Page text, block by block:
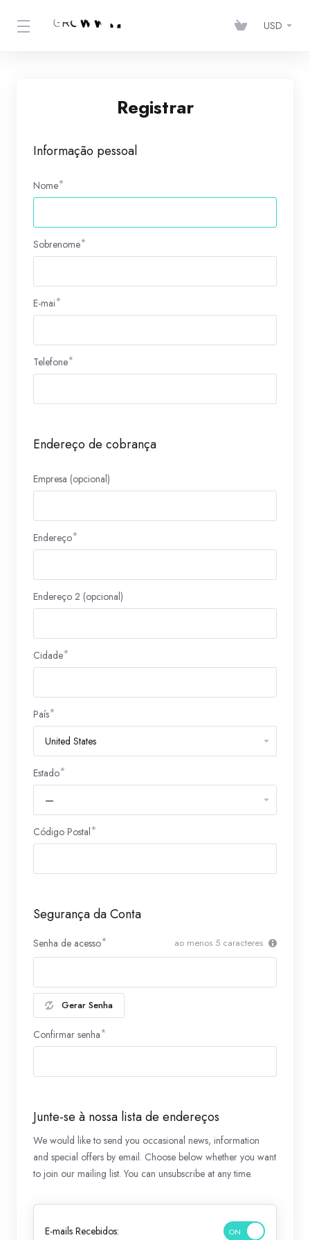
USD
Registrar
Informação pessoal
Nome
Sobrenome
E-mai
Telefone
Endereço de cobrança
Empresa (opcional)
Endereço
Endereço 2 (opcional)
Cidade
País
Estado
Código Postal
Segurança da Conta
Senha de acesso ao menos 5 caracteres
Gerar Senha
Confirmar senha
Junte-se à nossa lista de endereços
We would like to send you occasional news, information
and special offers by email. Choose below whether you want
to join our mailing list. You can unsubscribe at any time.
E-mails Recebidos: